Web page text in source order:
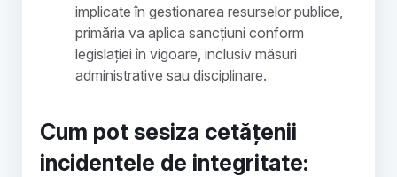
implicate în gestionarea resurselor publice,
primăria va aplica sancțiuni conform
legislației în vigoare, inclusiv măsuri
administrative sau disciplinare.
Cum pot sesiza cetățenii
incidentele de integritate: